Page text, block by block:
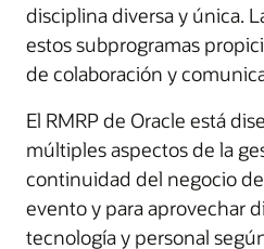
disciplina diversa y única.
estos subprogramas
de colaboración y
El RMRP de Oracle está
múltiples aspectos de la
continuidad del negocio
evento y para aprovechar
tecnología y personal